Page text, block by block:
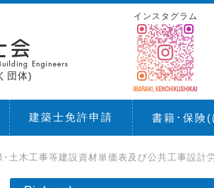
団体)
インスタグラム
建築士免許申請 書籍･保険(
･土木工事等建設資材単価表及び公共工事設計